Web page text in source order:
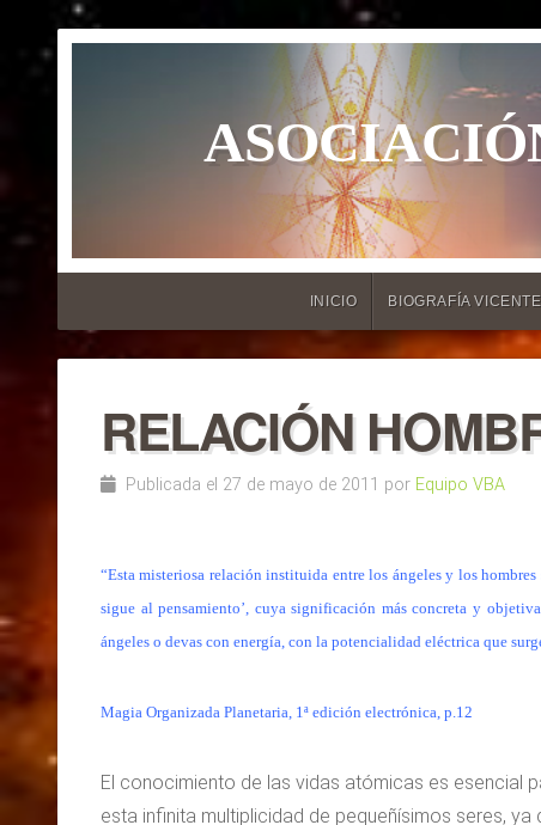
INICIO BIOGRAFÍA VICENTE
RELACIÓN
Publicada el 27 de mayo de 2011 por Equipo VBA
“Esta misteriosa relación instituida entre los ángeles y los
sigue al pensamiento’, cuya significación más concreta y
ángeles o devas con energía, con la potencialidad eléctrica que
Magia Organizada Planetaria, 1ª edición electrónica, p.12
El conocimiento de las vidas atómicas es esencial
esta infinita multiplicidad de pequeñísimos seres,